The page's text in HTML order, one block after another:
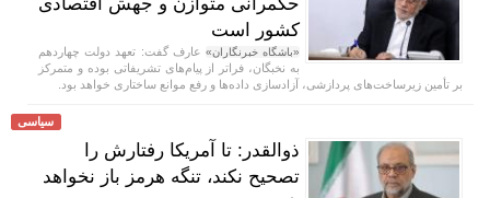
کشور است
«باشگاه خبرنگاران» عارف گفت: تعهد دولت چهاردهم
به نخبگان، فراتر از پیام‌های تشریفاتی بوده و متمرکز
بر تأمین زیرساخت‌های پردازشی، آزادسازی داده‌ها و رفع موانع ساختاری خواهد بود.
سیاسی
ذوالقدر: تا آمریکا رفتارش را
تصحیح نکند، تنگه هرمز باز نخواهد